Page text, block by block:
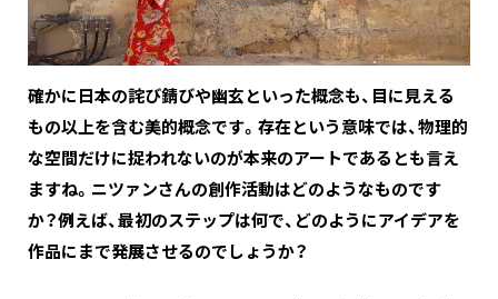
確かに日本の詫び錆びや幽玄といった概念も、目に見える
もの以上を含む美的概念です。存在という意味では、物理的
な空間だけに捉われないのが本来のアートであるとも言え
ますね。ニツァンさんの創作活動はどのようなものです
か？例えば、最初のステップは何で、どのようにアイデアを
作品にまで発展させるのでしょうか？